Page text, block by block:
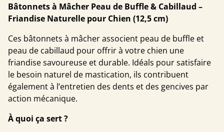
Bâtonnets à Mâcher Peau de Buffle & Cabillaud –
Friandise Naturelle pour Chien (12,5 cm)
Ces bâtonnets à mâcher associent peau de buffle et
peau de cabillaud pour offrir à votre chien une
friandise savoureuse et durable. Idéals pour satisfaire
le besoin naturel de mastication, ils contribuent
également à l’entretien des dents et des gencives par
action mécanique.
À quoi ça sert ?